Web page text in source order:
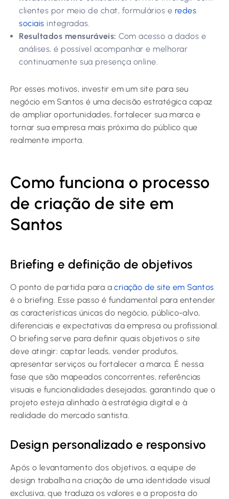
clientes por meio de chat, formulários e redes
sociais integradas.
Resultados mensuráveis: Com acesso a dados e
análises, é possível acompanhar e melhorar
continuamente sua presença online.
Por esses motivos, investir em um site para seu
negócio em Santos é uma decisão estratégica capaz
de ampliar oportunidades, fortalecer sua marca e
tornar sua empresa mais próxima do público que
realmente importa.
Como funciona o processo
de criação de site em
Santos
Briefing e definição de objetivos
O ponto de partida para acriação de site em Santos
é o briefing. Esse passo é fundamental para entender
as características únicas do negócio, público-alvo,
diferenciais e expectativas da empresa ou profissional.
O briefing serve para definir quais objetivos o site
deve atingir: captar leads, vender produtos,
apresentar serviços ou fortalecer a marca. É nessa
fase que são mapeados concorrentes, referências
visuais e funcionalidades desejadas, garantindo que o
projeto esteja alinhado à estratégia digital e à
realidade do mercado santista.
Design personalizado e responsivo
Após o levantamento dos objetivos, a equipe de
design trabalha na criação de uma identidade visual
exclusiva, que traduza os valores e a proposta do